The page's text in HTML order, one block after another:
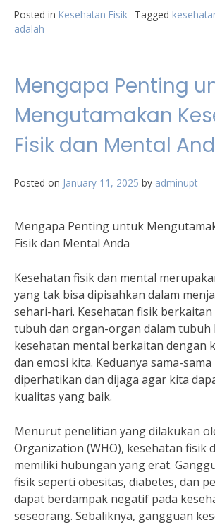
Posted in Kesehatan Fisik Tagged
adalah
Mengapa Penting
Mengutamakan
Fisik dan Mental
Posted on January 11, 2025 by adminupt
Mengapa Penting untuk
Fisik dan Mental Anda
Kesehatan fisik dan mental
yang tak bisa dipisahkan dalam
sehari-hari. Kesehatan fisik
tubuh dan organ-organ dalam tubuh
kesehatan mental berkaitan dengan
dan emosi kita. Keduanya sama-
diperhatikan dan dijaga agar kita
kualitas yang baik.
Menurut penelitian yang dilakukan
Organization (WHO), kesehatan fisik
memiliki hubungan yang erat.
fisik seperti obesitas, diabetes, dan
dapat berdampak negatif pada
seseorang. Sebaliknya, gangguan